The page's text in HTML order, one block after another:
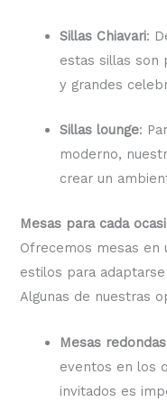
Sillas Chiavari:
estas sillas son
y grandes
Sillas lounge:
moderno,
crear un
Mesas para cada
Ofrecemos mesas en
estilos para
Algunas de nuestras
Mesas redondas
eventos en los
invitados es